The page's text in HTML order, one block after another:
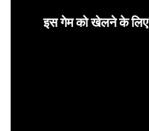
इस गेम को खेलने के लिए